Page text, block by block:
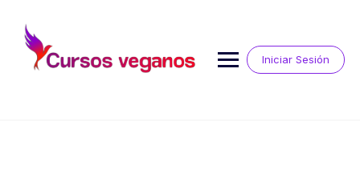
contenido
Iniciar Sesión